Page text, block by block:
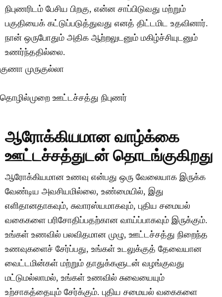
நிபுணரிடம் பேசிய பிறகு, என்ன சாப்பிடுவது மற்றும்
பகுதியைக் கட்டுப்படுத்துவது எனத் திட்டமிட உதவினார்.
நான் ஒருபோதும் அதிக ஆற்றலுடனும் மகிழ்ச்சியுடனும்
உணர்ந்ததில்லை.
குணா முருகுல்லா
தொழில்முறை ஊட்டச்சத்து நிபுணர்
ஆரோக்கியமான வாழ்க்கை
ஊட்டச்சத்துடன் தொடங்குகிறது
ஆரோக்கியமான உணவு என்பது ஒரு வேலையாக இருக்க
வேண்டிய அவசியமில்லை, உண்மையில், இது
எளிதானதாகவும், சுவாரஸ்யமாகவும், புதிய சமையல்
வகைகளை பரிசோதிப்பதற்கான வாய்ப்பாகவும் இருக்கும்.
உங்கள் உணவில் பலவிதமான முழு, ஊட்டச்சத்து நிறைந்த
உணவுகளைச் சேர்ப்பது, உங்கள் உடலுக்குத் தேவையான
வைட்டமின்கள் மற்றும் தாதுக்களுடன் வழங்குவது
மட்டுமல்லாமல், உங்கள் உணவில் சுவையையும்
உற்சாகத்தையும் சேர்க்கும். புதிய சமையல் வகைகளை